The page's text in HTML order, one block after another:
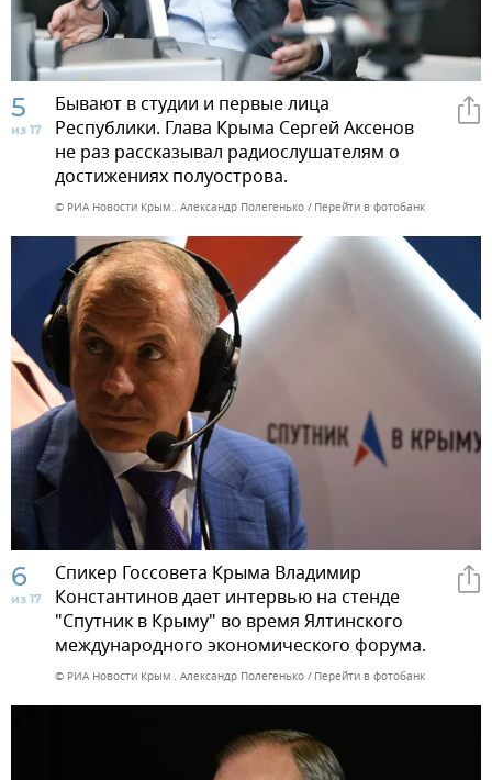
5
из 17
Бывают в студии и первые лица
Республики. Глава Крыма Сергей Аксенов
не раз рассказывал радиослушателям о
достижениях полуострова.
© РИА Новости Крым . Александр Полегенько Перейти в фотобанк
6
из 17
Спикер Госсовета Крыма Владимир
Константинов дает интервью на стенде
"Спутник в Крыму" во время Ялтинского
международного экономического форума.
© РИА Новости Крым . Александр Полегенько Перейти в фотобанк